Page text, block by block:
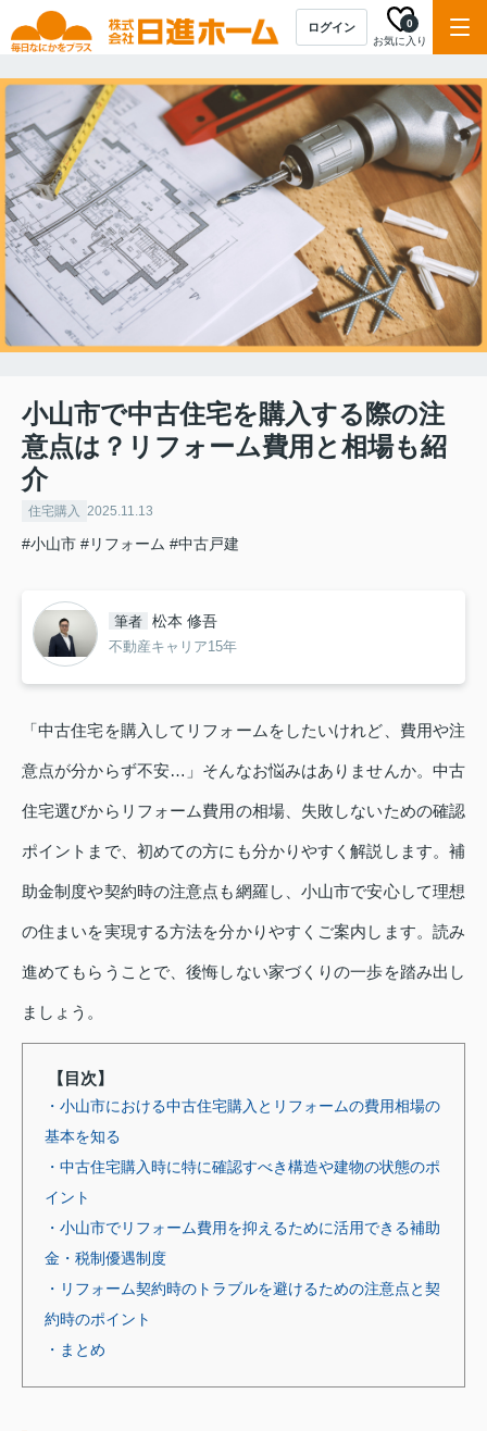
ログイン
お気に入り
0
小山市で中古住宅を購入する際の注
意点は？リフォーム費用と相場も紹
介
住宅購入 2025.11.13
#小山市 #リフォーム #中古戸建
筆者 松本 修吾
不動産キャリア15年
「中古住宅を購入してリフォームをしたいけれど、費用や注
意点が分からず不安…」そんなお悩みはありませんか。中古
住宅選びからリフォーム費用の相場、失敗しないための確認
ポイントまで、初めての方にも分かりやすく解説します。補
助金制度や契約時の注意点も網羅し、小山市で安心して理想
の住まいを実現する方法を分かりやすくご案内します。読み
進めてもらうことで、後悔しない家づくりの一歩を踏み出し
ましょう。
【目次】
・小山市における中古住宅購入とリフォームの費用相場の
基本を知る
・中古住宅購入時に特に確認すべき構造や建物の状態のポ
イント
・小山市でリフォーム費用を抑えるために活用できる補助
金・税制優遇制度
・リフォーム契約時のトラブルを避けるための注意点と契
約時のポイント
・まとめ